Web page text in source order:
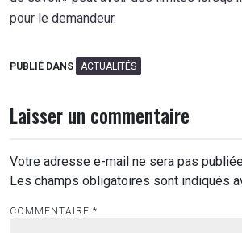
pour le demandeur.
PUBLIÉ DANS ACTUALITÉS
Laisser un commentaire
Votre adresse e-mail ne sera pas
Les champs obligatoires sont indiqués
COMMENTAIRE *